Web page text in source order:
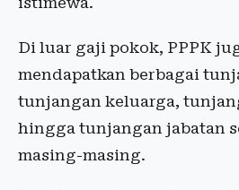
Di luar gaji pokok, PPPK
mendapatkan berbagai
tunjangan keluarga,
hingga tunjangan jabatan
masing-masing.